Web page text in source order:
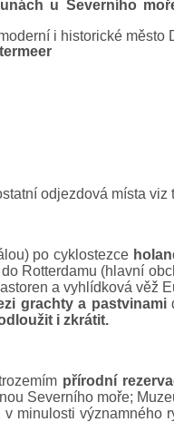
u Severního
i historické město
odjezdová místa viz
po cyklostezce
Rotterdamu (hlavní
a vyhlídková věž
grachty a pastvinami
i zkrátit.
přírodní
Severního moře;
minulosti významného